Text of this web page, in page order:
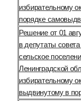
избирательному
порядке
Решение от 01
в депутаты
сельское
Ленинградской
избирательному
выдвинутому в